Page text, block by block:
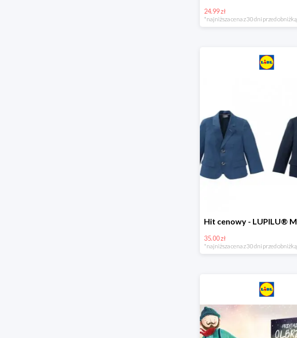
24.99 zł
*najniższa cena z 30 dni przed obniżką
35.00 zł
*najniższa cena z 30 dni przed obniżką